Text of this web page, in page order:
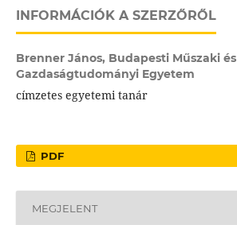
INFORMÁCIÓK A SZERZŐRŐL
Brenner János, Budapesti Műszaki és
Gazdaságtudományi Egyetem
címzetes egyetemi tanár
PDF
MEGJELENT